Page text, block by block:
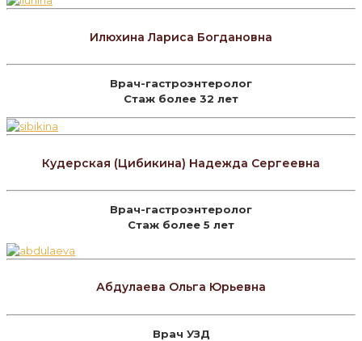
Илюхина Лариса Богдановна
Врач-гастроэнтеролог
Стаж более 32 лет
Кудерская (Цибикина) Надежда Сергеевна
Врач-гастроэнтеролог
Стаж более 5 лет
Абдулаева Ольга Юрьевна
Врач УЗД